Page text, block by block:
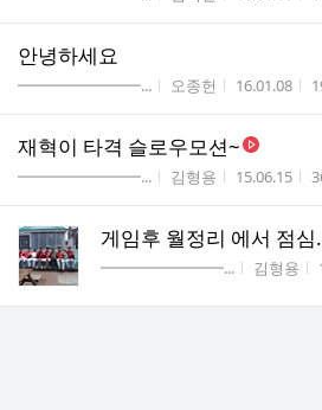
안녕하세요
게시판명
━━━━━━━━... 작성자
오종헌 작성시간
16.01.08
재혁이 타격 슬로우모션~
게시판명
━━━━━━━━... 작성자
김형용 작성시간
15.06.15
게임후 월정리 에서 점심
게시판명
━━━━━━━━... 작성자
김형용